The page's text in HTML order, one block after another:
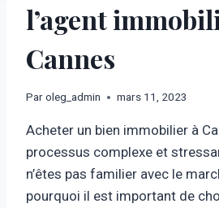
l’agent
Cannes
Paroleg_admin mars 11, 2023
Acheter un bien immobilier à
processus complexe et
n’êtes pas familier avec le
pourquoi il est important de